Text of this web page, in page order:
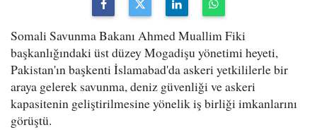
Somali Savunma Bakanı Ahmed Muallim Fiki
başkanlığındaki üst düzey Mogadişu yönetimi heyeti,
Pakistan'ın başkenti İslamabad'da askeri yetkililerle bir
araya gelerek savunma, deniz güvenliği ve askeri
kapasitenin geliştirilmesine yönelik iş birliği imkanlarını
görüştü.